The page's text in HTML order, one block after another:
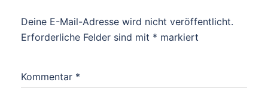
Deine E-Mail-Adresse wird nicht veröffentlicht.
Erforderliche Felder sind mit * markiert
Kommentar *